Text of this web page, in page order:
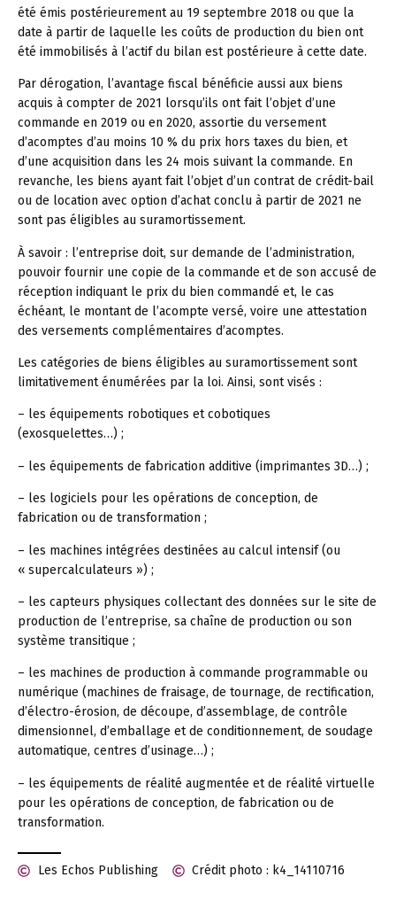
été émis postérieurement au 19 septembre 2018 ou que la
date à partir de laquelle les coûts de production du bien ont
été immobilisés à l’actif du bilan est postérieure à cette date.
Par dérogation, l’avantage fiscal bénéficie aussi aux biens
acquis à compter de 2021 lorsqu’ils ont fait l’objet d’une
commande en 2019 ou en 2020, assortie du versement
d’acomptes d’au moins 10 % du prix hors taxes du bien, et
d’une acquisition dans les 24 mois suivant la commande. En
revanche, les biens ayant fait l’objet d’un contrat de crédit-bail
ou de location avec option d’achat conclu à partir de 2021 ne
sont pas éligibles au suramortissement.
À savoir : l’entreprise doit, sur demande de l’administration,
pouvoir fournir une copie de la commande et de son accusé de
réception indiquant le prix du bien commandé et, le cas
échéant, le montant de l’acompte versé, voire une attestation
des versements complémentaires d’acomptes.
Les catégories de biens éligibles au suramortissement sont
limitativement énumérées par la loi. Ainsi, sont visés :
– les équipements robotiques et cobotiques
(exosquelettes…) ;
– les équipements de fabrication additive (imprimantes 3D…) ;
– les logiciels pour les opérations de conception, de
fabrication ou de transformation ;
– les machines intégrées destinées au calcul intensif (ou
« supercalculateurs ») ;
– les capteurs physiques collectant des données sur le site de
production de l’entreprise, sa chaîne de production ou son
système transitique ;
– les machines de production à commande programmable ou
numérique (machines de fraisage, de tournage, de rectification,
d’électro-érosion, de découpe, d’assemblage, de contrôle
dimensionnel, d’emballage et de conditionnement, de soudage
automatique, centres d’usinage…) ;
– les équipements de réalité augmentée et de réalité virtuelle
pour les opérations de conception, de fabrication ou de
transformation.
Les Echos Publishing Crédit photo : k4_14110716